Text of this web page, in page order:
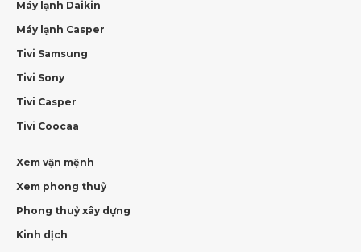
Máy lạnh Daikin
Máy lạnh Casper
Tivi Samsung
Tivi Sony
Tivi Casper
Tivi Coocaa
Xem vận mệnh
Xem phong thuỷ
Phong thuỷ xây dựng
Kinh dịch